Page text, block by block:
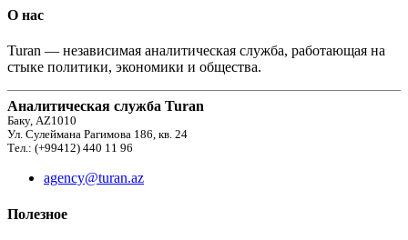
О нас
Turan — независимая аналитическая служба, работающая на
стыке политики, экономики и общества.
Аналитическая служба Turan
Баку, AZ1010
Ул. Сулеймана Рагимова 186, кв. 24
Тел.: (+99412) 440 11 96
agency@turan.az
Полезное